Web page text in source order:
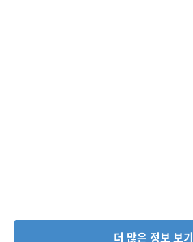
더 많은 정보 보기